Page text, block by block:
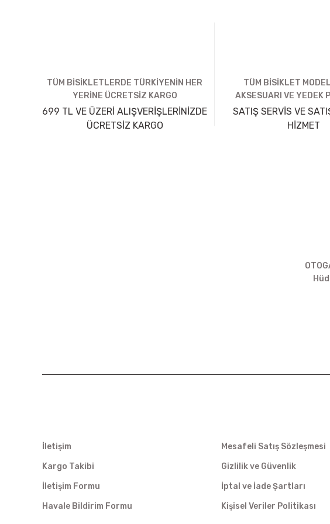
TÜM BİSİKLETLERDE TÜRKİYENİN HER
YERİNE ÜCRETSİZ KARGO
699 TL VE ÜZERİ ALIŞVERİŞLERİNİZDE
ÜCRETSİZ KARGO
TÜM BİSİKLET
AKSESUARI VE YEDEK
SATIŞ SERVİS VE
HİZMET
İletişim
Kargo Takibi
İletişim Formu
Havale Bildirim Formu
Mesafeli Satış Sözleşmesi
Gizlilik ve Güvenlik
İptal ve İade Şartları
Kişisel Veriler Politikası